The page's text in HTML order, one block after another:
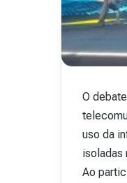
O
uso da
isoladas
Ao